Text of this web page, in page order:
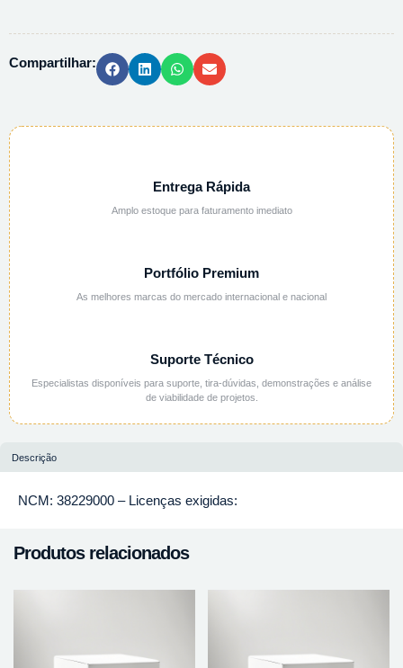
-Compartilhar:
Entrega Rápida
Amplo estoque para faturamento imediato
Portfólio Premium
As melhores marcas do mercado internacional e nacional
Suporte Técnico
Especialistas disponíveis para suporte, tira-dúvidas, demonstrações e análise
de viabilidade de projetos.
Descrição
NCM: 38229000 – Licenças exigidas:
Produtos relacionados